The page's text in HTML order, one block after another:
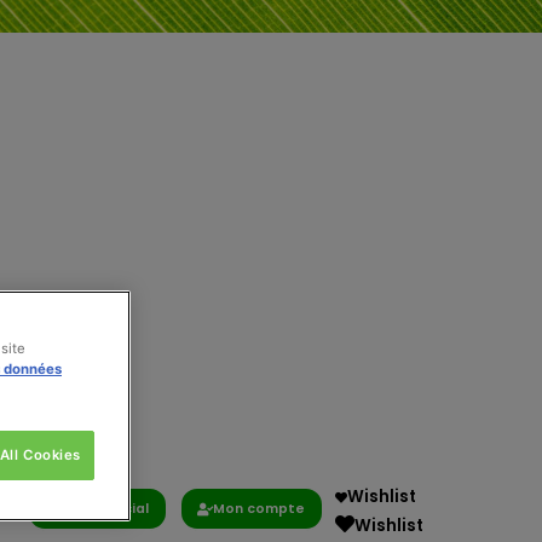
Commercial Mon compte
Wishlist
Wishlist
Cookies